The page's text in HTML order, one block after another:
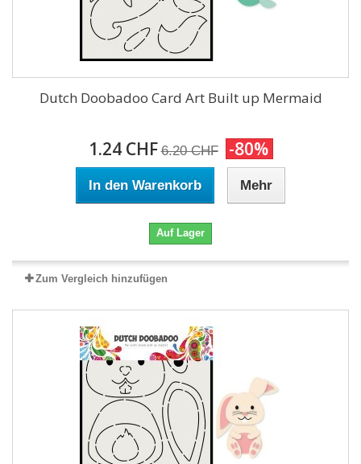
Dutch Doobadoo Card Art Built up Mermaid
1.24 CHF 6.20 CHF -80%
In den Warenkorb Mehr
Auf Lager
Zum Vergleich hinzufügen